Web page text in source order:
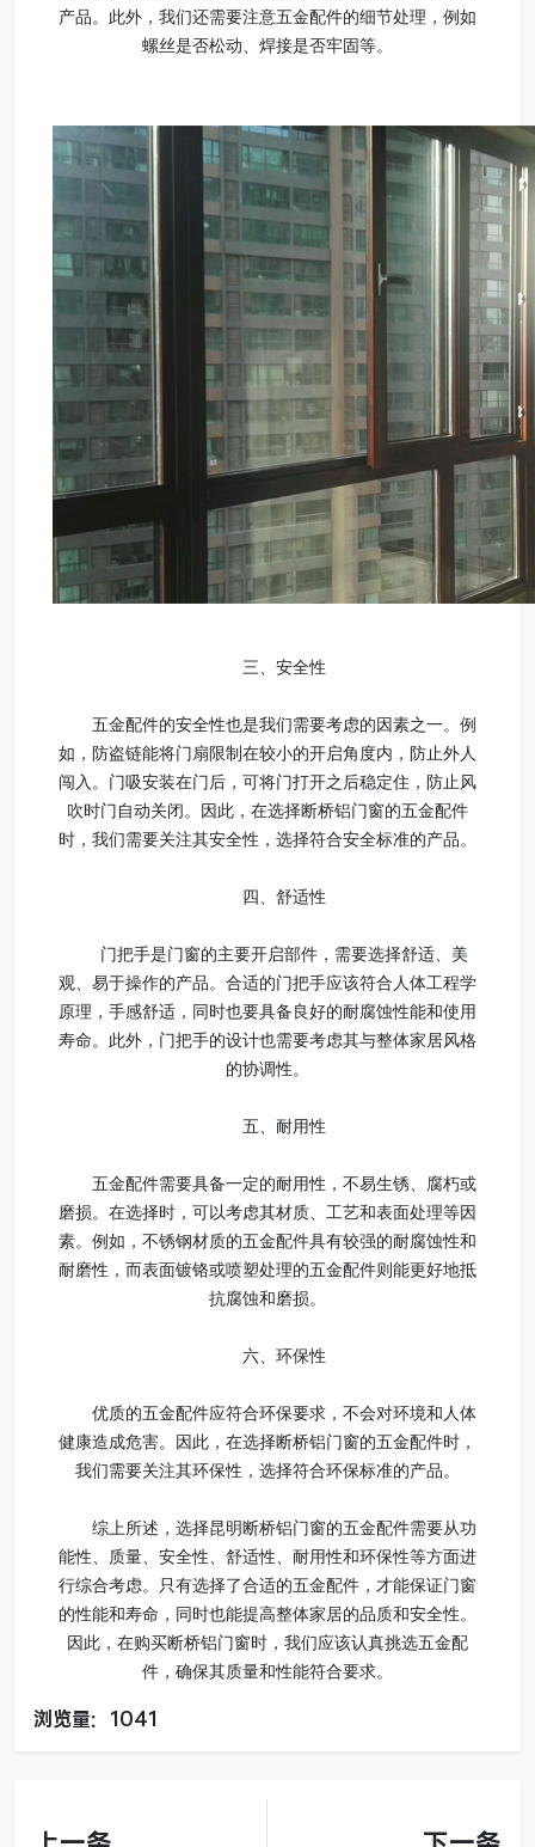
产品。此外，我们还需要注意五金配件的细节处理，例如
螺丝是否松动、焊接是否牢固等。
三、安全性
五金配件的安全性也是我们需要考虑的因素之一。例
如，防盗链能将门扇限制在较小的开启角度内，防止外人
闯入。门吸安装在门后，可将门打开之后稳定住，防止风
吹时门自动关闭。因此，在选择断桥铝门窗的五金配件
时，我们需要关注其安全性，选择符合安全标准的产品。
四、舒适性
门把手是门窗的主要开启部件，需要选择舒适、美
观、易于操作的产品。合适的门把手应该符合人体工程学
原理，手感舒适，同时也要具备良好的耐腐蚀性能和使用
寿命。此外，门把手的设计也需要考虑其与整体家居风格
的协调性。
五、耐用性
五金配件需要具备一定的耐用性，不易生锈、腐朽或
磨损。在选择时，可以考虑其材质、工艺和表面处理等因
素。例如，不锈钢材质的五金配件具有较强的耐腐蚀性和
耐磨性，而表面镀铬或喷塑处理的五金配件则能更好地抵
抗腐蚀和磨损。
六、环保性
优质的五金配件应符合环保要求，不会对环境和人体
健康造成危害。因此，在选择断桥铝门窗的五金配件时，
我们需要关注其环保性，选择符合环保标准的产品。
综上所述，选择昆明断桥铝门窗的五金配件需要从功
能性、质量、安全性、舒适性、耐用性和环保性等方面进
行综合考虑。只有选择了合适的五金配件，才能保证门窗
的性能和寿命，同时也能提高整体家居的品质和安全性。
因此，在购买断桥铝门窗时，我们应该认真挑选五金配
件，确保其质量和性能符合要求。
浏览量：1041